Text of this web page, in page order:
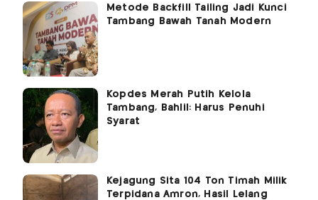
Metode Backfill Tailing Jadi Kunci
Tambang Bawah Tanah Modern
Kopdes Merah Putih Kelola
Tambang, Bahlil: Harus Penuhi
Syarat
Kejagung Sita 104 Ton Timah Milik
Terpidana Amron, Hasil Lelang